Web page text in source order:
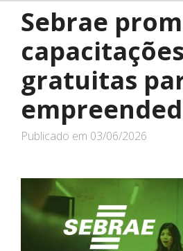
Sebrae
capacitações
gratuitas
Publicado em 03/06/2026